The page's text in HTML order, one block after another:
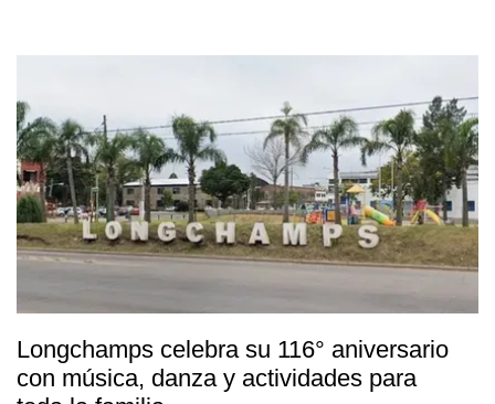
Longchamps celebra su 116° aniversario
con música, danza y actividades para